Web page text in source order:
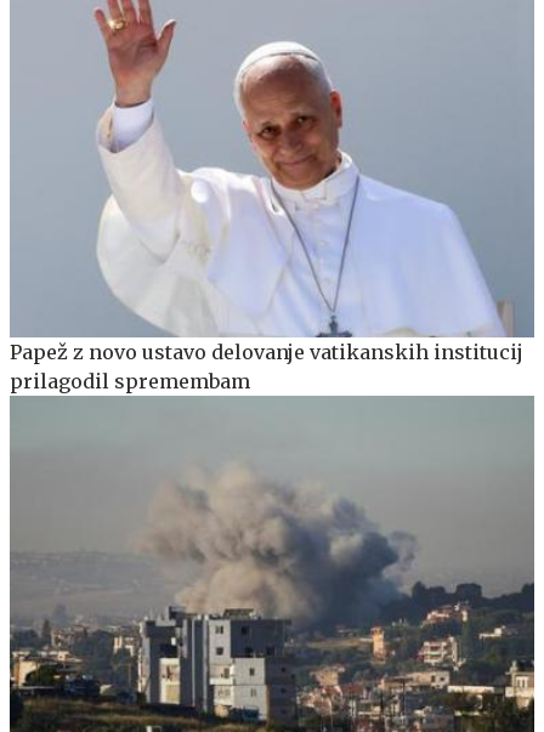
Papež z novo ustavo delovanje vatikanskih institucij
prilagodil spremembam